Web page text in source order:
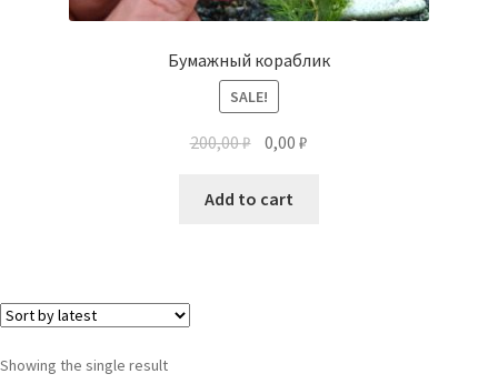
Бумажный кораблик
SALE!
200,00₽ 0,00₽
Add to cart
Showing the single result